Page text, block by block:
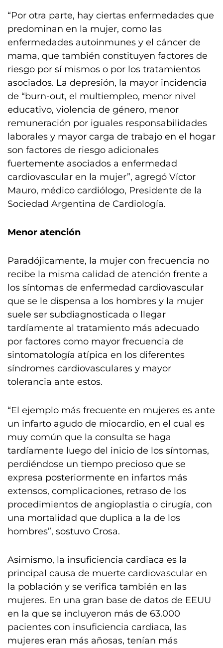
“Por otra parte, hay ciertas enfermedades que
predominan en la mujer, como las
enfermedades autoinmunes y el cáncer de
mama, que también constituyen factores de
riesgo por sí mismos o por los tratamientos
asociados. La depresión, la mayor incidencia
de “burn-out, el multiempleo, menor nivel
educativo, violencia de género, menor
remuneración por iguales responsabilidades
laborales y mayor carga de trabajo en el hogar
son factores de riesgo adicionales
fuertemente asociados a enfermedad
cardiovascular en la mujer”, agregó Víctor
Mauro, médico cardiólogo, Presidente de la
Sociedad Argentina de Cardiología.
Menor atención
Paradójicamente, la mujer con frecuencia no
recibe la misma calidad de atención frente a
los síntomas de enfermedad cardiovascular
que se le dispensa a los hombres y la mujer
suele ser subdiagnosticada o llegar
tardíamente al tratamiento más adecuado
por factores como mayor frecuencia de
sintomatología atípica en los diferentes
síndromes cardiovasculares y mayor
tolerancia ante estos.
“El ejemplo más frecuente en mujeres es ante
un infarto agudo de miocardio, en el cual es
muy común que la consulta se haga
tardíamente luego del inicio de los síntomas,
perdiéndose un tiempo precioso que se
expresa posteriormente en infartos más
extensos, complicaciones, retraso de los
procedimientos de angioplastia o cirugía, con
una mortalidad que duplica a la de los
hombres”, sostuvo Crosa.
Asimismo, la insuficiencia cardiaca es la
principal causa de muerte cardiovascular en
la población y se verifica también en las
mujeres. En una gran base de datos de EEUU
en la que se incluyeron más de 63.000
pacientes con insuficiencia cardiaca, las
mujeres eran más añosas, tenían más